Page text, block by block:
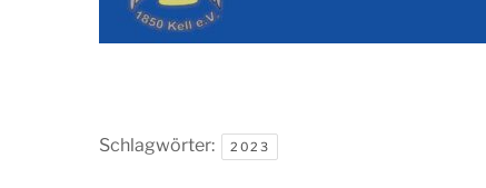
Schlagwörter: 2023